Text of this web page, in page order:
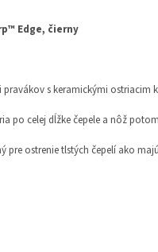
Edge, čierny
pravákov s keramickými
po celej dĺžke čepele a nôž
pre ostrenie tlstých čepelí ako